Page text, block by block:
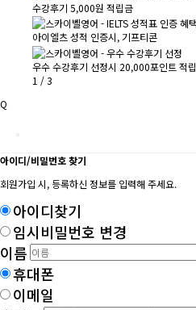
수강후기 5,000원 적립금
아이엘츠 성적 인증시, 기프티콘
우수 수강후기 선정시 20,000포인트 적립
1 /3
Q
아이디/비밀번호 찾기
회원가입 시, 등록하신 정보를 입력해 주세요.
아이디찾기
임시비밀번호 변경
이름
휴대폰
이메일